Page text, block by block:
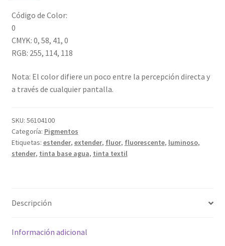
Código de Color:
0
CMYK: 0, 58, 41, 0
RGB: 255, 114, 118
Nota: El color difiere un poco entre la percepción directa y
a través de cualquier pantalla.
SKU: 56104100
Categoría: Pigmentos
Etiquetas: estender, extender, fluor, fluorescente, luminoso,
stender, tinta base agua, tinta textil
Descripción
Información adicional